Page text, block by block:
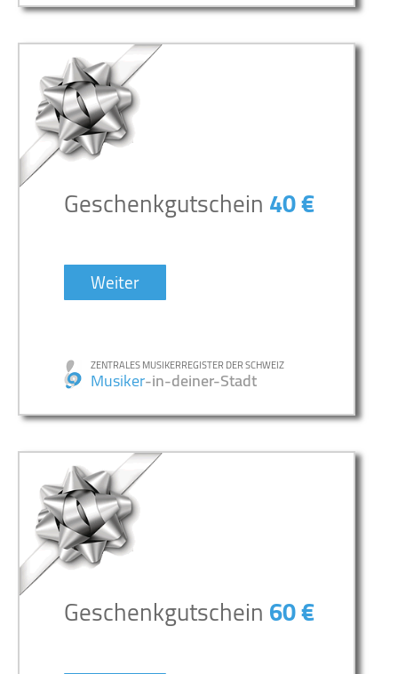
Geschenkgutschein40 €
Weiter
ZENTRALES MUSIKERREGISTER DER SCHWEIZ
Musiker-in-deiner-Stadt
Geschenkgutschein60 €